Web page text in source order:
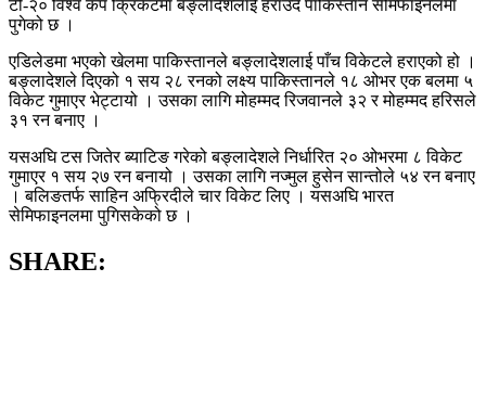
टी-२० विश्व कप क्रिकेटमा बङ्लादेशलाई हराउँदै पाकिस्तान सेमिफाइनलमा
पुगेको छ ।
एडिलेडमा भएको खेलमा पाकिस्तानले बङ्लादेशलाई पाँच विकेटले हराएको हो ।
बङ्लादेशले दिएको १ सय २८ रनको लक्ष्य पाकिस्तानले १८ ओभर एक बलमा ५
विकेट गुमाएर भेट्टायो । उसका लागि मोहम्मद रिजवानले ३२ र मोहम्मद हरिसले
३१ रन बनाए ।
यसअघि टस जितेर ब्याटिङ गरेको बङ्लादेशले निर्धारित २० ओभरमा ८ विकेट
गुमाएर १ सय २७ रन बनायो । उसका लागि नज्मुल हुसेन सान्तोले ५४ रन बनाए
। बलिङतर्फ साहिन अफ्रिदीले चार विकेट लिए । यसअघि भारत
सेमिफाइनलमा पुगिसकेको छ ।
SHARE: